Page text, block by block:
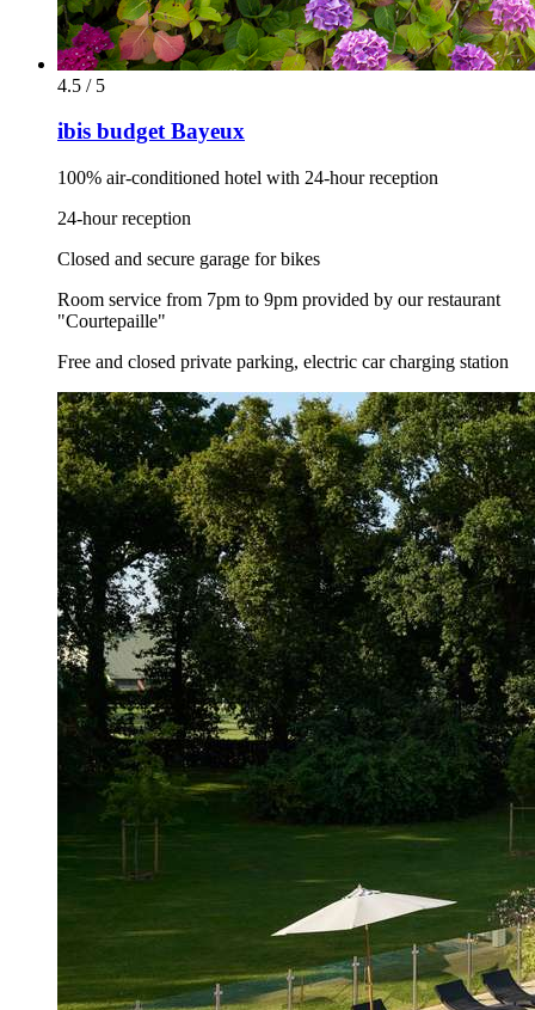
4.5 / 5
ibis budget Bayeux
100% air-conditioned hotel with 24-hour reception
24-hour reception
Closed and secure garage for bikes
Room service from 7pm to 9pm provided by our restaurant
"Courtepaille"
Free and closed private parking, electric car charging station